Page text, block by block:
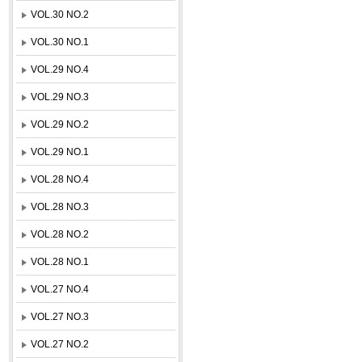
VOL.30 NO.2
VOL.30 NO.1
VOL.29 NO.4
VOL.29 NO.3
VOL.29 NO.2
VOL.29 NO.1
VOL.28 NO.4
VOL.28 NO.3
VOL.28 NO.2
VOL.28 NO.1
VOL.27 NO.4
VOL.27 NO.3
VOL.27 NO.2